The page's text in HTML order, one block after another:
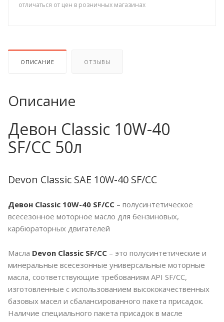
отличаться от цен в розничных магазинах
ОПИСАНИЕ ОТЗЫВЫ
Описание
Девон Classic 10W-40
SF/CC 50л
Devon Classic SAE 10W-40 SF/CC
Девон Classic 10W-40 SF/CC – полусинтетическое
всесезонное моторное масло для бензиновых,
карбюраторных двигателей
Масла Devon Classic SF/CC – это полусинтетические и
минеральные всесезонные универсальные моторные
масла, соответствующие требованиям API SF/CC,
изготовленные с использованием высококачественных
базовых масел и сбалансированного пакета присадок.
Наличие специального пакета присадок в масле